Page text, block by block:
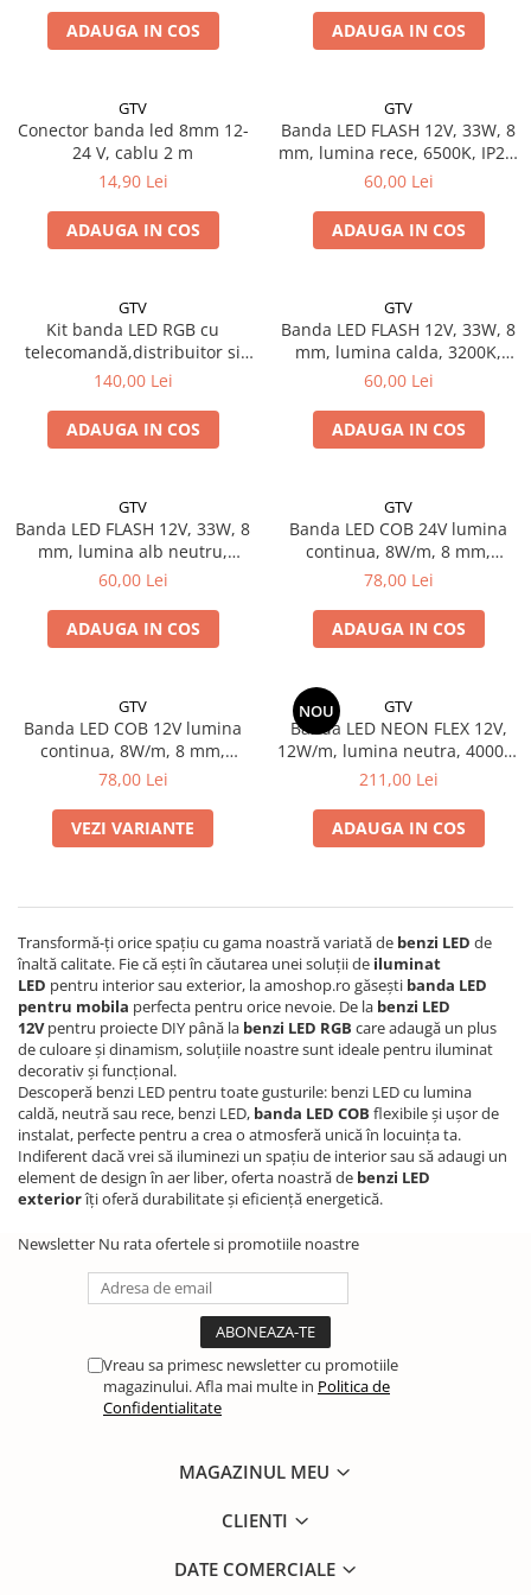
Profile maner
Alte accesorii
ADAUGA IN COS ADAUGA IN COS
GTV
Conector banda led 8mm 12-
24 V, cablu 2 m
14,90 Lei
ADAUGA IN COS
GTV
Banda LED FLASH 12V, 33W, 8
mm, lumina rece, 6500K, IP20,
5m
60,00 Lei
ADAUGA IN COS
GTV
Kit banda LED RGB cu
telecomandă,distribuitor si
banda LED 5m, 25W , IP20
140,00 Lei
ADAUGA IN COS
GTV
Banda LED FLASH 12V, 33W, 8
mm, lumina calda, 3200K,
IP20, 5m
60,00 Lei
ADAUGA IN COS
GTV
Banda LED FLASH 12V, 33W, 8
mm, lumina alb neutru,
4000K, IP20, 5m
60,00 Lei
ADAUGA IN COS
GTV
Banda LED COB 24V lumina
continua, 8W/m, 8 mm,
lumina rece, 6500K, IP20, 5m
78,00 Lei
ADAUGA IN COS
GTV
Banda LED COB 12V lumina
continua, 8W/m, 8 mm,
lumina rece, 6500K, IP20, 5m
78,00 Lei
VEZI VARIANTE
NOU GTV
Banda LED NEON FLEX 12V,
12W/m, lumina neutra, 4000K,
IP65, 5m - GTV
211,00 Lei
ADAUGA IN COS
Transformă-ți orice spațiu cu gama noastră variată de benzi LED de
înaltă calitate. Fie că ești în căutarea unei soluții de iluminat
LED pentru interior sau exterior, la amoshop.ro găsești banda LED
pentru mobila perfecta pentru orice nevoie. De la benzi LED
12Vpentru proiecte DIY până la benzi LED RGB care adaugă un plus
de culoare și dinamism, soluțiile noastre sunt ideale pentru iluminat
decorativ și funcțional.
Descoperă benzi LED pentru toate gusturile: benzi LED cu lumina
caldă, neutră sau rece, benzi LED, banda LED COB flexibile și ușor de
instalat, perfecte pentru a crea o atmosferă unică în locuința ta.
Indiferent dacă vrei să iluminezi un spațiu de interior sau să adaugi un
element de design în aer liber, oferta noastră de benzi LED
exteriorîți oferă durabilitate și eficiență energetică.
Newsletter Nu rata ofertele si promotiile noastre
Vreau sa primesc newsletter cu promotiile
magazinului. Afla mai multe in Politica de
Confidentialitate
MAGAZINUL MEU
CLIENTI
DATE COMERCIALE